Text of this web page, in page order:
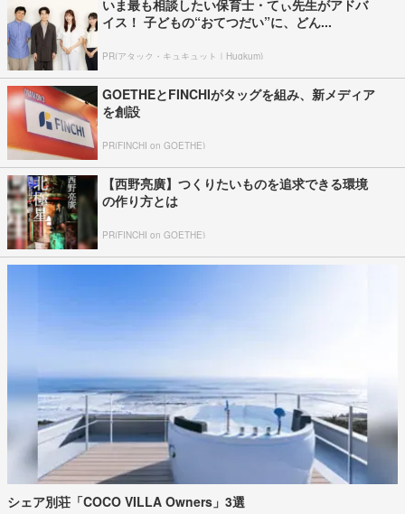
いま最も相談したい保育士・てぃ先生がアドバ
イス！ 子どもの“おてつだい”に、どん...
PR(アタック・キュキュット｜Hugkum)
GOETHEとFINCHIがタッグを組み、新メディア
を創設
PR(FINCHI on GOETHE)
【西野亮廣】つくりたいものを追求できる環境
の作り方とは
PR(FINCHI on GOETHE)
シェア別荘「COCO VILLA Owners」3選